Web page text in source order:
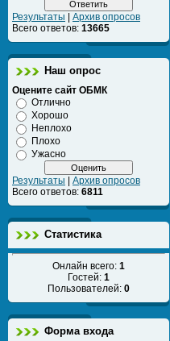
Результаты
Архив опросов
Всего ответов: 13665
Наш опрос
Оцените сайт ОБМК
Отлично
Хорошо
Неплохо
Плохо
Ужасно
Результаты
Архив опросов
Всего ответов: 6811
Статистика
Онлайн всего: 1
Гостей: 1
Пользователей: 0
Форма входа